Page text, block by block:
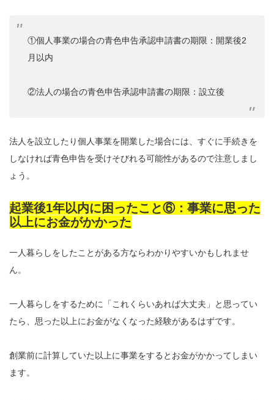
①個人事業の場合の青色申告承認申請書の期限：開業後2
月以内
②法人の場合の青色申告承認申請書の期限：設立後
法人を設立したり個人事業を開業した場合には、すぐに手続きを
しなければ青色申告を受けそびれる可能性があるので注意しまし
ょう。
起業後1年以内に困ったこと⑥：事業に思った
以上にお金がかかった
一人暮らしをしたことがある方ならわかりやすいかもしれませ
ん。
一人暮らしをするために「これくらいあれば大丈夫」と思ってい
たら、思った以上にお金がなくなった経験があるはずです。
創業前に計算していた以上に事業をするとお金がかかってしまい
ます。